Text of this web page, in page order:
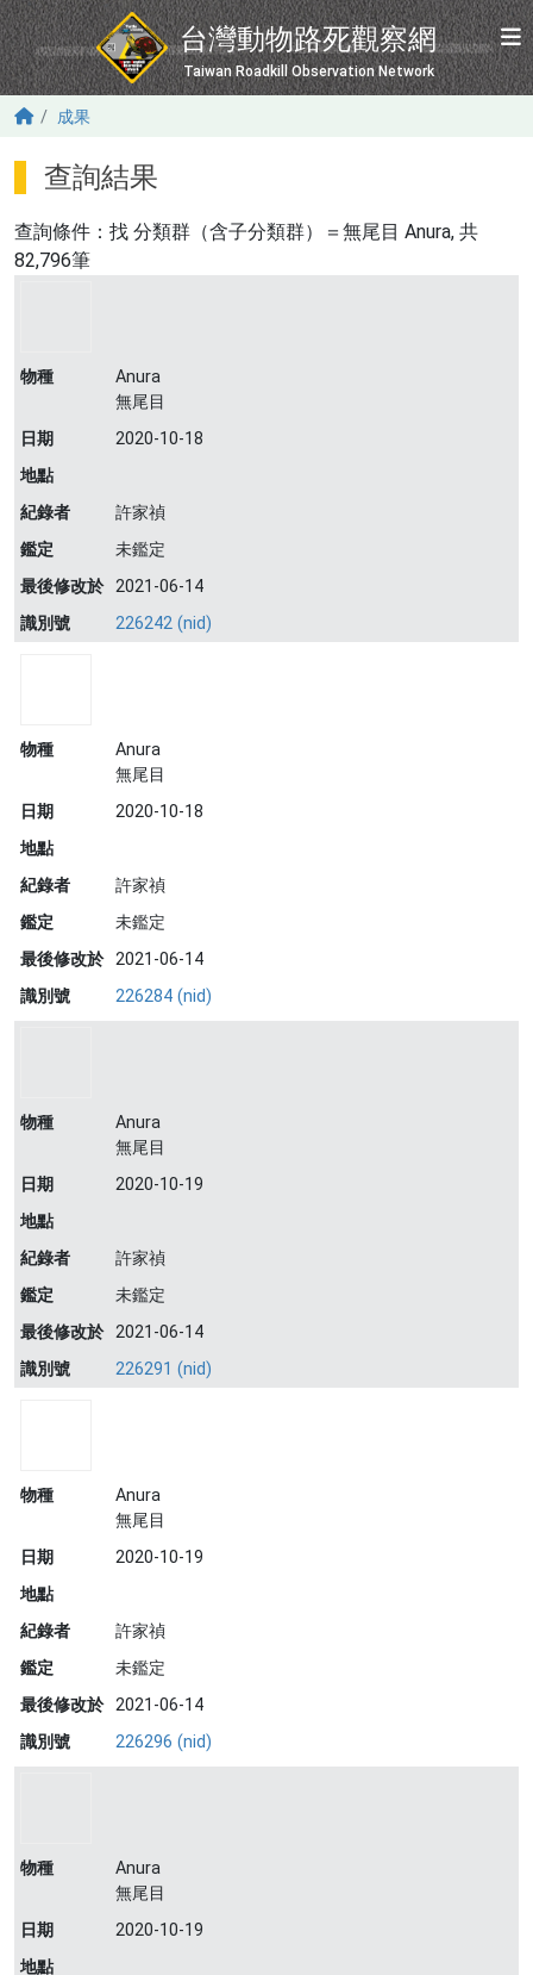
移至主內容
台灣動物路死觀察網
Taiwan Roadkill Observation Network
成果
查詢結果
查詢條件：找 分類群（含子分類群）＝無尾目 Anura, 共
82,796筆
物種
Anura
無尾目
日期
2020-10-18
地點
紀錄者
許家禎
鑑定
未鑑定
最後修改於 2021-06-14
識別號
226242 (nid)
物種
Anura
無尾目
日期
2020-10-18
地點
紀錄者
許家禎
鑑定
未鑑定
最後修改於 2021-06-14
識別號
226284 (nid)
物種
Anura
無尾目
日期
2020-10-19
地點
紀錄者
許家禎
鑑定
未鑑定
最後修改於 2021-06-14
識別號
226291 (nid)
物種
Anura
無尾目
日期
2020-10-19
地點
紀錄者
許家禎
鑑定
未鑑定
最後修改於 2021-06-14
識別號
226296 (nid)
物種
Anura
無尾目
日期
2020-10-19
地點